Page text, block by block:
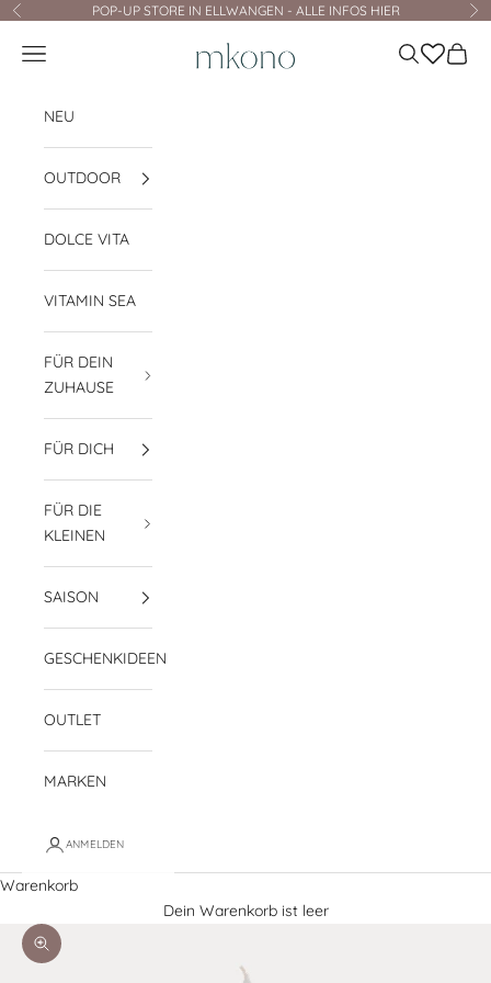
Zum Inhalt springen
Zurück POP-UP STORE IN ELLWANGEN - ALLE INFOS HIER
mkono
Navigationsmenü öffnen Suche öffnen
NEU
OUTDOOR
DOLCE VITA
VITAMIN SEA
FÜR DEIN
ZUHAUSE
FÜR DICH
FÜR DIE
KLEINEN
SAISON
GESCHENKIDEEN
OUTLET
MARKEN
ANMELDEN
Warenkorb
Dein Warenkorb ist leer
Bild vergrößern